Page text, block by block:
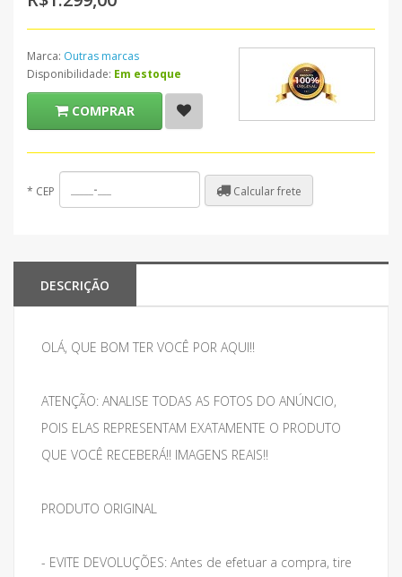
Marca: Outras marcas
Disponibilidade: Em estoque
COMPRAR
* CEP Calcular frete
DESCRIÇÃO
OLÁ, QUE BOM TER VOCÊ POR AQUI!!
ATENÇÃO: ANALISE TODAS AS FOTOS DO ANÚNCIO,
POIS ELAS REPRESENTAM EXATAMENTE O PRODUTO
QUE VOCÊ RECEBERÁ!! IMAGENS REAIS!!
PRODUTO ORIGINAL
- EVITE DEVOLUÇÕES: Antes de efetuar a compra, tire